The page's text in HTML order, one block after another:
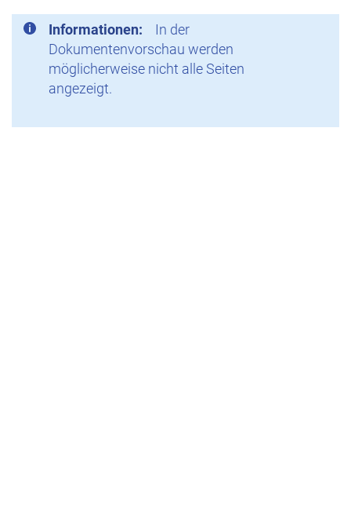
Informationen:
In der
Dokumentenvorschau werden
möglicherweise nicht alle Seiten
angezeigt.